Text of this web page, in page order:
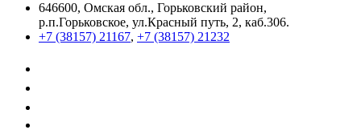
646600, Омская обл., Горьковский район,
р.п.Горьковское, ул.Красный путь, 2, каб.306.
+7 (38157) 21167, +7 (38157) 21232